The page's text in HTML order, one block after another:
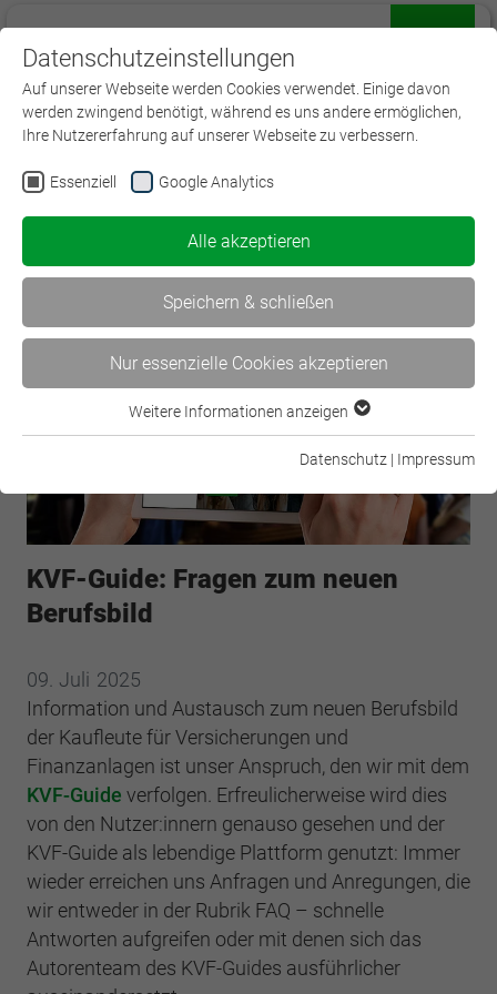
< Begleitliteratur zum neuen…
Der Blick in die… >
KVF-Guide: Fragen zum neuen
Berufsbild
09. Juli 2025
Information und Austausch zum neuen Berufsbild
der Kaufleute für Versicherungen und
Finanzanlagen ist unser Anspruch, den wir mit dem
KVF-Guide verfolgen. Erfreulicherweise wird dies
von den Nutzer:innern genauso gesehen und der
KVF-Guide als lebendige Plattform genutzt: Immer
wieder erreichen uns Anfragen und Anregungen, die
wir entweder in der Rubrik FAQ – schnelle
Antworten aufgreifen oder mit denen sich das
Autorenteam des KVF-Guides ausführlicher
Datenschutzeinstellungen
Auf unserer Webseite werden Cookies verwendet. Einige davon
werden zwingend benötigt, während es uns andere ermöglichen,
Ihre Nutzererfahrung auf unserer Webseite zu verbessern.
Essenziell Google Analytics
Alle akzeptieren
Speichern & schließen
Nur essenzielle Cookies akzeptieren
Essenzielle Cookies werden für grundlegende Funktionen der
Webseite einwandfrei funktioniert.
Name cookie_optin
Anbieter BWV Südwest
Dieses Cookie wird verwendet, um Ihre
speichern.
Name SgCookieOptin.lastPreferences
Anbieter BWV Südwest
Laufzeit 1 Jahr
Dieser Wert speichert Ihre Consent-
Cookie-Informationen anzeigen
Google Analytics
Anbieter Google Analytics
Laufzeit 2 Jahre
Zweck
Registriert eine eindeutige ID, die verwendet
wird, um statistische Daten dazu, wie der
Besucher die Website nutzt, zu generieren.
Name _ga_#
Weitere Informationen anzeigen
Datenschutz | Impressum